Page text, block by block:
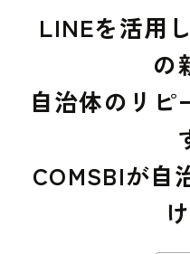
LINEを活用
の
自治体のリピ
COMSBIが自